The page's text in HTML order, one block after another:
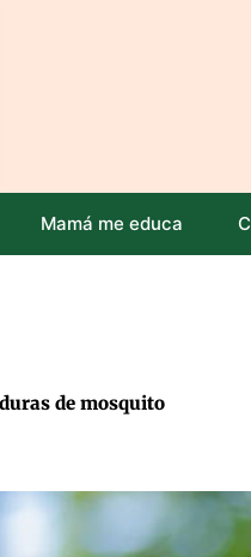
Mamá me educa
de mosquito